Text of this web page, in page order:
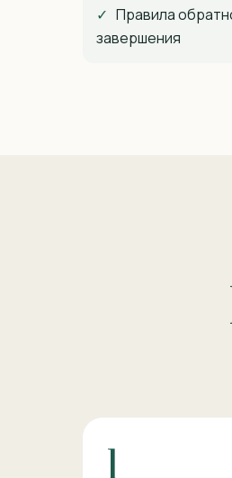
✓ Правила
завершения
1